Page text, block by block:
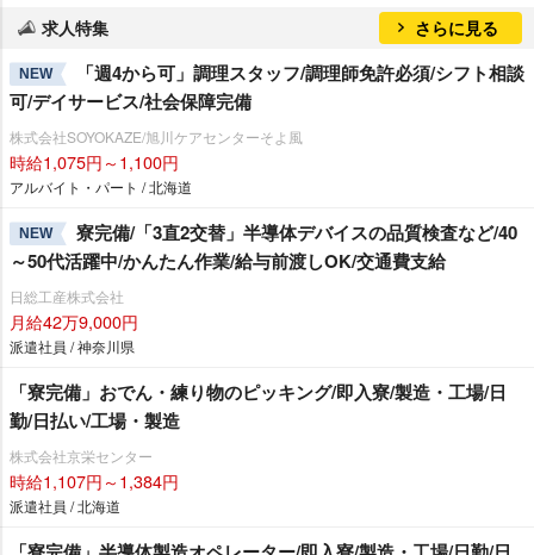
求人特集 さらに見る
NEW
「週4から可」調理スタッフ/調理師免許必須/シフト相談
可/デイサービス/社会保障完備
株式会社SOYOKAZE/旭川ケアセンターそよ風
時給1,075円～1,100円
アルバイト・パート / 北海道
NEW
寮完備/「3直2交替」半導体デバイスの品質検査など/40
～50代活躍中/かんたん作業/給与前渡しOK/交通費支給
日総工産株式会社
月給42万9,000円
派遣社員 / 神奈川県
「寮完備」おでん・練り物のピッキング/即入寮/製造・工場/日
勤/日払い/工場・製造
株式会社京栄センター
時給1,107円～1,384円
派遣社員 / 北海道